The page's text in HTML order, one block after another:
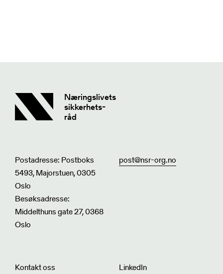
Næringslivets
sikkerhets-
råd
Postadresse: Postboks
5493, Majorstuen, 0305
Oslo
Besøksadresse:
Middelthuns gate 27, 0368
Oslo
post@nsr-org.no
Kontakt oss
LinkedIn